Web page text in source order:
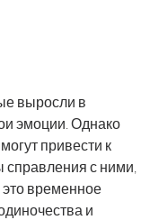
эмоции. Однако
привести к
справления с ними,
это временное
и